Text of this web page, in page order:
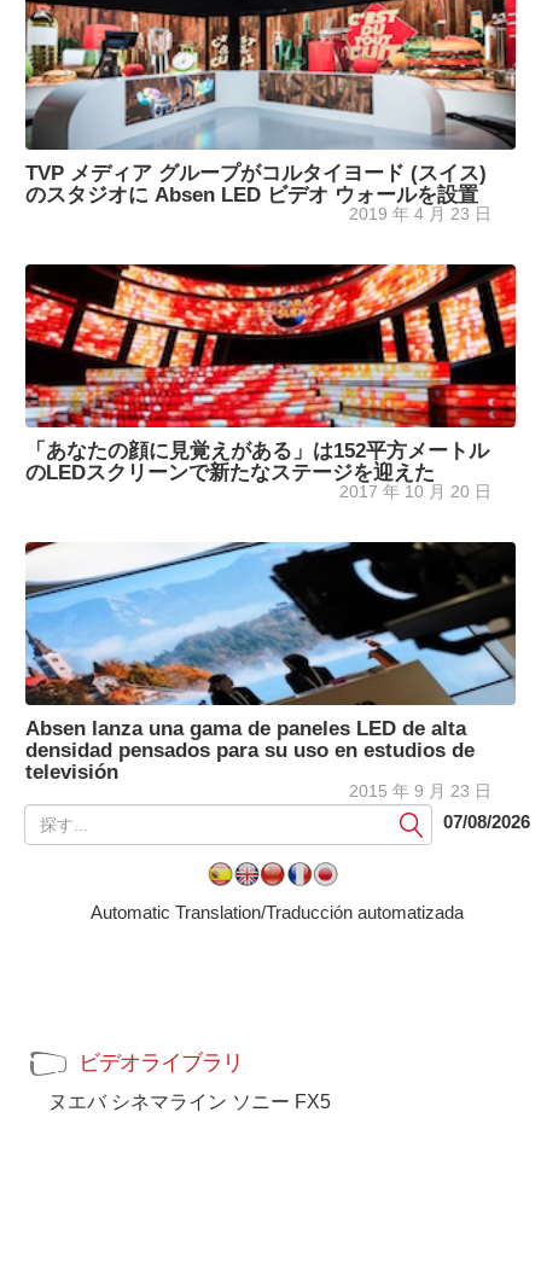
TVP メディア グループがコルタイヨード (スイス)
のスタジオに Absen LED ビデオ ウォールを設置
2019 年 4 月 23 日
「あなたの顔に見覚えがある」は152平方メートル
のLEDスクリーンで新たなステージを迎えた
2017 年 10 月 20 日
Absen lanza una gama de paneles LED de alta
densidad pensados para su uso en estudios de
televisión
2015 年 9 月 23 日
提
出
07/08/2026
Automatic Translation/Traducción automatizada
ビデオライブラリ
ヌエバ シネマライン ソニー FX5